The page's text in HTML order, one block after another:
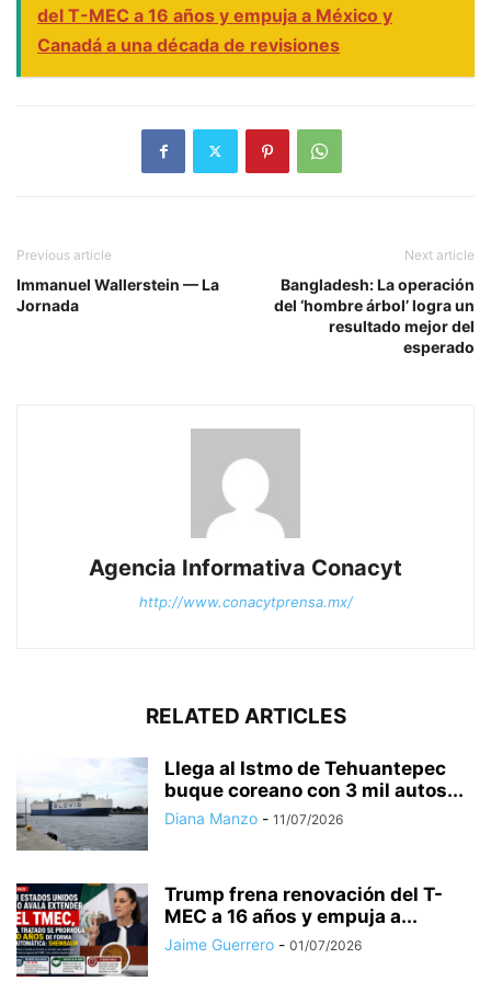
del T-MEC a 16 años y empuja a México y
Canadá a una década de revisiones
Previous article
Immanuel Wallerstein — La
Jornada
Next article
Bangladesh: La operación
del ‘hombre árbol’ logra un
resultado mejor del
esperado
Agencia Informativa Conacyt
http://www.conacytprensa.mx/
RELATED ARTICLES
Llega al Istmo de Tehuantepec
buque coreano con 3 mil autos...
Diana Manzo - 11/07/2026
Trump frena renovación del T-
MEC a 16 años y empuja a...
Jaime Guerrero - 01/07/2026